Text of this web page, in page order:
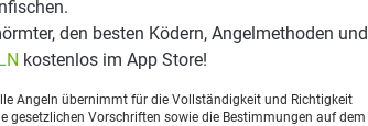
den besten Ködern, Angelmethoden und
kostenlos im App Store!
Angeln übernimmt für die Vollständigkeit und Richtigkeit
gesetzlichen Vorschriften sowie die Bestimmungen auf dem